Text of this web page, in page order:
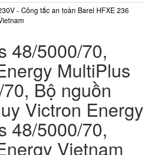
- Công tắc an toàn Barel HFXE 236
48/5000/70,
MultiPlus
Bộ nguồn
Victron Energy
48/5000/70,
Vietnam